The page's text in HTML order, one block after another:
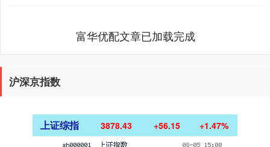
富华优配文章已加载完成
沪深京指数
上证综指 3878.43 +56.15 +1.47%